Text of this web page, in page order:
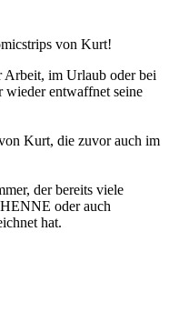
von Kurt!
Arbeit, im Urlaub oder bei
wieder entwaffnet seine
Kurt, die zuvor auch im
der bereits viele
oder auch
hat.